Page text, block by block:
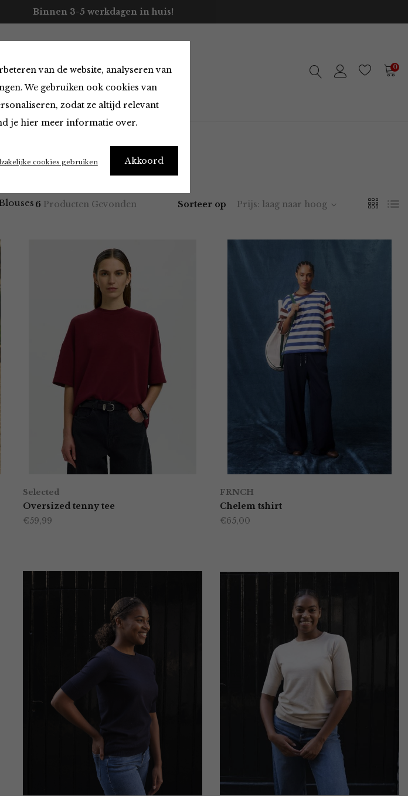
van de website, analyseren van
We gebruiken ook cookies van
zodat ze altijd relevant
je hier meer informatie over.
Akkoord
cookies gebruiken
Binnen 3-5 werkdagen in huis!
Over ons Contact 0
6 Producten Gevonden Sorteer op Prijs: laag naar hoog
Selected
Oversized tenny tee
€59,99
FRNCH
Chelem tshirt
€65,00